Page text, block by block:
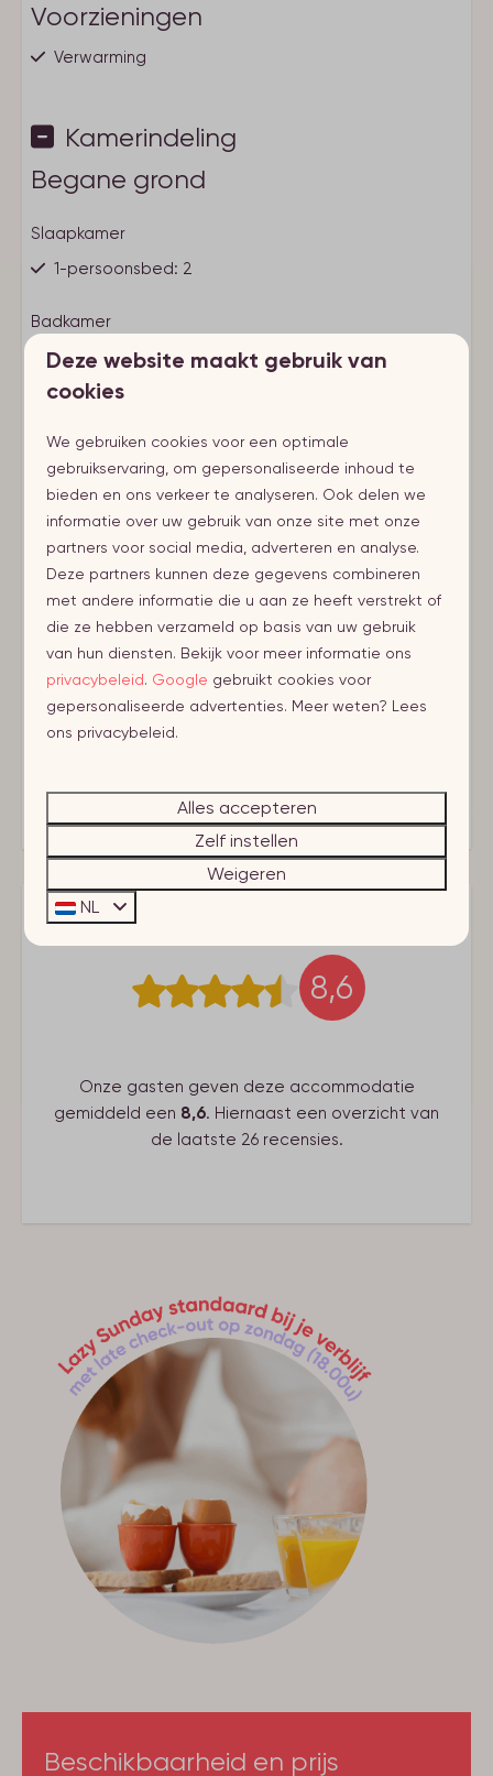
Voorzieningen
Verwarming
Rookmelder
Wifi
Berging
Wasdroger
Kindvriendelijk
Traphekje
Babybedje (opklapbaar)
Soort verblijf
Vakantiehuis
Keuken
Combi magnetron
Vaatwasser
Vriesvakje/vriezer
Nespresso
Gezelschap
Huisdier toegestaan
Badkamer
Aantal bedden: 6
3 Slaapkamers
Buiten
Bbq toegestaan
Tuin omheind
Terras
Kamerindeling
Begane grond
Slaapkamer
1-persoonsbed: 2
Badkamer
Slaapkamer
1-persoonsbed: 2
Slaapkamer
1-persoonsbed: 2
Energielabel:
8,6
Onze gasten geven deze accommodatie
gemiddeld een 8,6. Hiernaast een overzicht van
de laatste 26 recensies.
Beschikbaarheid en prijs
Deze website maakt gebruik van
cookies
We gebruiken cookies voor een optimale
gebruikservaring, om gepersonaliseerde inhoud te
bieden en ons verkeer te analyseren. Ook delen we
informatie over uw gebruik van onze site met onze
partners voor social media, adverteren en analyse.
Deze partners kunnen deze gegevens combineren
met andere informatie die u aan ze heeft verstrekt of
die ze hebben verzameld op basis van uw gebruik
van hun diensten. Bekijk voor meer informatie ons
privacybeleid. Google gebruikt cookies voor
gepersonaliseerde advertenties. Meer weten? Lees
ons privacybeleid.
Alles accepteren
Zelf instellen
Weigeren
NL